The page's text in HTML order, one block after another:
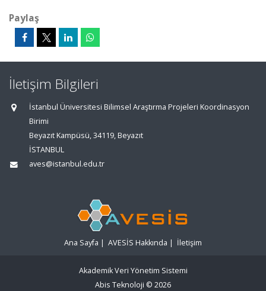
Paylaş
İletişim Bilgileri
İstanbul Üniversitesi Bilimsel Araştırma Projeleri Koordinasyon
Birimi
Beyazıt Kampüsü, 34119, Beyazıt
İSTANBUL
aves@istanbul.edu.tr
Ana Sayfa | AVESİS Hakkında | İletişim
Akademik Veri Yönetim Sistemi
Abis Teknoloji © 2026